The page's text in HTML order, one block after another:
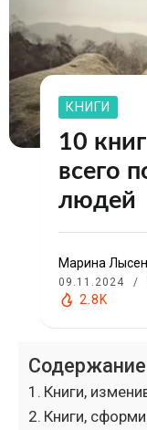
КНИГИ
10
всего
людей
Марина
09.11.2024
2.8K
Содержание
Книги,
Книги,